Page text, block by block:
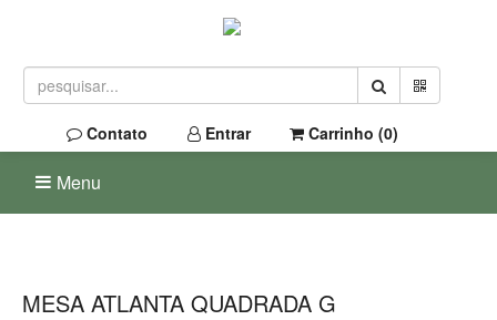
Contato Entrar Carrinho (0)
Menu
MESA ATLANTA QUADRADA G